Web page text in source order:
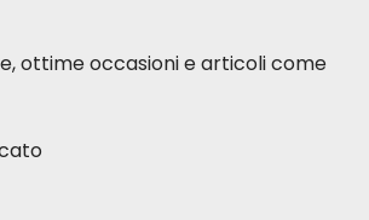
ottime occasioni e articoli come